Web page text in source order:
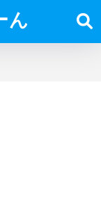
ん